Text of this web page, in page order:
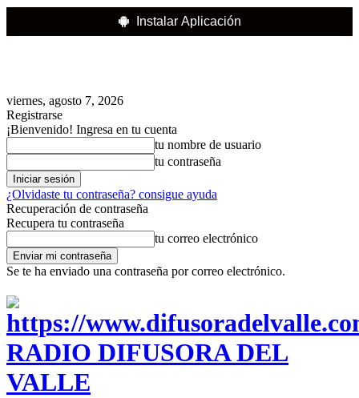
Instalar Aplicación
viernes, agosto 7, 2026
Registrarse
¡Bienvenido! Ingresa en tu cuenta
tu nombre de usuario
tu contraseña
¿Olvidaste tu contraseña? consigue ayuda
Recuperación de contraseña
Recupera tu contraseña
tu correo electrónico
Se te ha enviado una contraseña por correo electrónico.
RADIO DIFUSORA DEL
VALLE